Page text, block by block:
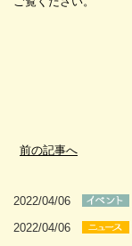
前の記事へ
2022/04/06
2022/04/06